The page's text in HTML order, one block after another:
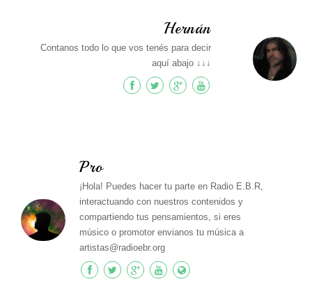
Hernán
Contanos todo lo que vos tenés para decir
aquí abajo ↓↓↓
Pro
¡Hola! Puedes hacer tu parte en Radio E.B.R,
interactuando con nuestros contenidos y
compartiendo tus pensamientos, si eres
músico o promotor envianos tu música a
artistas@radioebr.org